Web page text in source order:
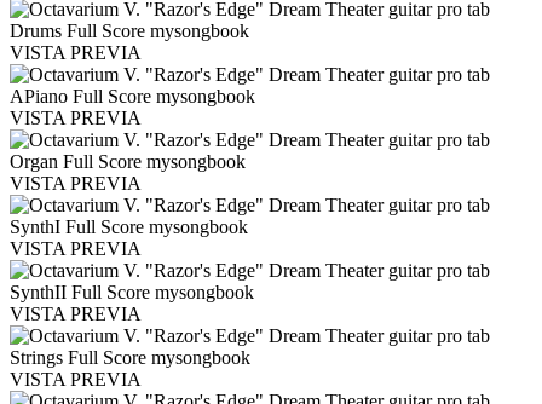
VISTA PREVIA
VISTA PREVIA
VISTA PREVIA
VISTA PREVIA
VISTA PREVIA
VISTA PREVIA